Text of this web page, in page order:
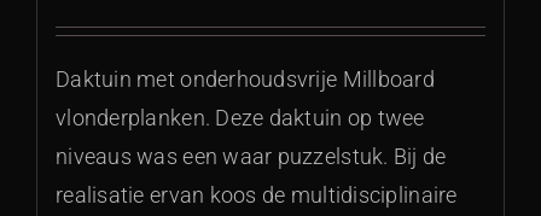
Daktuin met onderhoudsvrije Millboard
vlonderplanken. Deze daktuin op twee
niveaus was een waar puzzelstuk. Bij de
realisatie ervan koos de multidisciplinaire